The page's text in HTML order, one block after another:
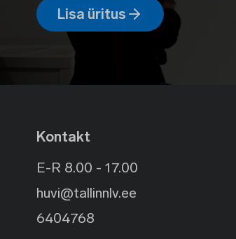
Lisa üritus
Kontakt
E-R 8.00 - 17.00
huvi@tallinnlv.ee
6404768